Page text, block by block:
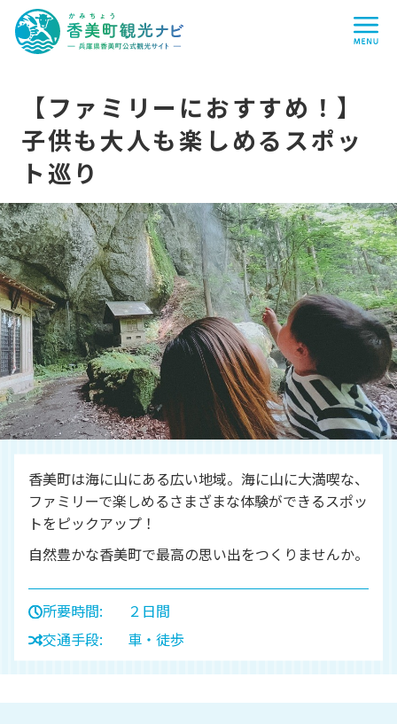
香
美
町
ナ
ビ
-
兵
庫
県
香
美
町
公
式
観
光
サ
イ
ト
-
【ファミリーにおすすめ！】
子供も大人も楽しめるスポッ
ト巡り
香美町は海に山にある広い地域。海に山に大満喫な、
ファミリーで楽しめるさまざまな体験ができるスポッ
トをピックアップ！
自然豊かな香美町で最高の思い出をつくりませんか。
所要時間
２日間
交通手段
車・徒歩